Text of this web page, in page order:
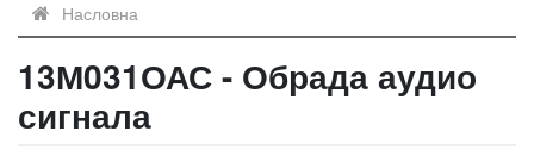
Насловна
13М031ОАС - Обрада аудио
сигнала